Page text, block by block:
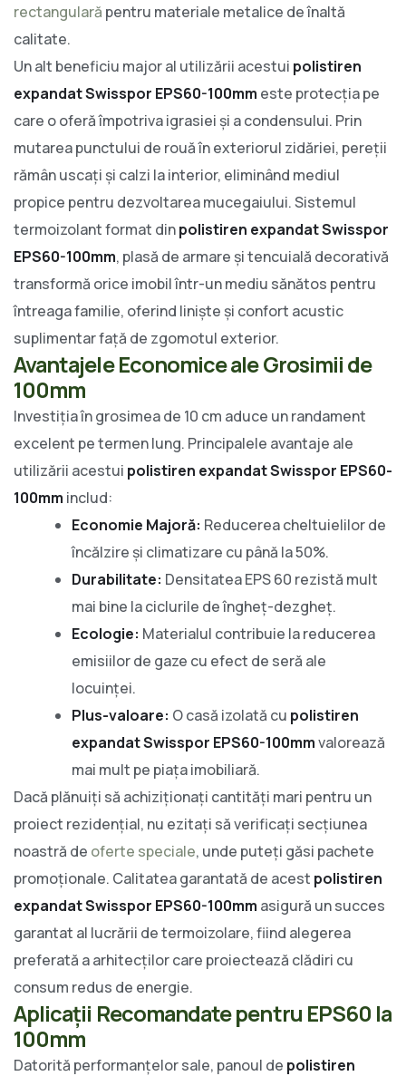
rectangulară pentru materiale metalice de înaltă
calitate.
Un alt beneficiu major al utilizării acestui polistiren
expandat Swisspor EPS60-100mm este protecția pe
care o oferă împotriva igrasiei și a condensului. Prin
mutarea punctului de rouă în exteriorul zidăriei, pereții
rămân uscați și calzi la interior, eliminând mediul
propice pentru dezvoltarea mucegaiului. Sistemul
termoizolant format dinpolistiren expandat Swisspor
EPS60-100mm, plasă de armare și tencuială decorativă
transformă orice imobil într-un mediu sănătos pentru
întreaga familie, oferind liniște și confort acustic
suplimentar față de zgomotul exterior.
Avantajele Economice ale Grosimii de
100mm
Investiția în grosimea de 10 cm aduce un randament
excelent pe termen lung. Principalele avantaje ale
utilizării acestui polistiren expandat Swisspor EPS60-
100mm includ:
Economie Majoră: Reducerea cheltuielilor de
încălzire și climatizare cu până la 50%.
Durabilitate: Densitatea EPS 60 rezistă mult
mai bine la ciclurile de îngheț-dezgheț.
Ecologie: Materialul contribuie la reducerea
emisiilor de gaze cu efect de seră ale
locuinței.
Plus-valoare: O casă izolată cu polistiren
expandat Swisspor EPS60-100mmvalorează
mai mult pe piața imobiliară.
Dacă plănuiți să achiziționați cantități mari pentru un
proiect rezidențial, nu ezitați să verificați secțiunea
noastră de oferte speciale, unde puteți găsi pachete
promoționale. Calitatea garantată de acest polistiren
expandat Swisspor EPS60-100mm asigură un succes
garantat al lucrării de termoizolare, fiind alegerea
preferată a arhitecților care proiectează clădiri cu
consum redus de energie.
Aplicații Recomandate pentru EPS60 la
100mm
Datorită performanțelor sale, panoul de polistiren